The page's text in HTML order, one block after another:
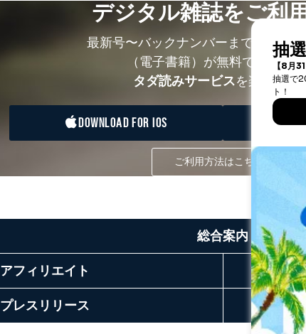
デジタル雑誌をご利
最新号〜バックナンバーまで7000冊
（電子書籍）が無料で読み放
タダ読みサービスを楽しもう
DOWNLOAD FOR IOS
ご利用方法はこちら
総合案内
アフィリエイト
プレスリリース